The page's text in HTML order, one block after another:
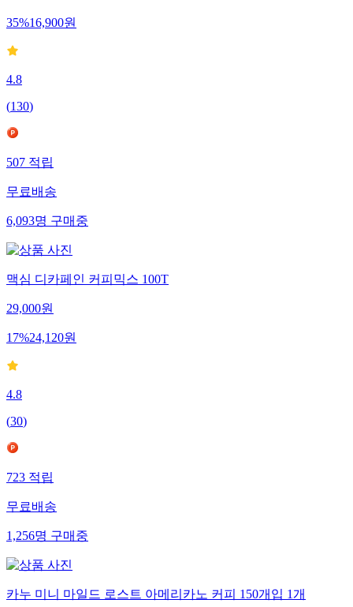
35%16,900원
4.8
(130)
507적립
무료배송
6,093명구매중
맥심 디카페인 커피믹스 100T
29,000원
17%24,120원
4.8
(30)
723적립
무료배송
1,256명구매중
카누 미니 마일드 로스트 아메리카노 커피 150개입 1개